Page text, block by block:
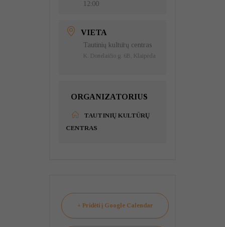
12:00
VIETA
Tautinių kultūrų centras
K. Donelaičio g. 6B, Klaipėda
ORGANIZATORIUS
TAUTINIŲ KULTŪRŲ
CENTRAS
+ Pridėti į Google Calendar